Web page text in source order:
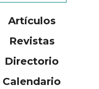
Artículos
Revistas
Directorio
Calendario